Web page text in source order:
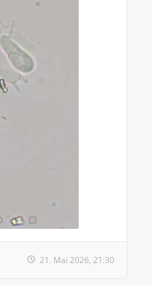
21. Mai 2026, 21:30